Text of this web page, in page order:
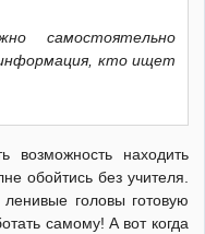
самостоятельно
кто ищет
возможность находить
обойтись без учителя.
головы готовую
самому! А вот когда